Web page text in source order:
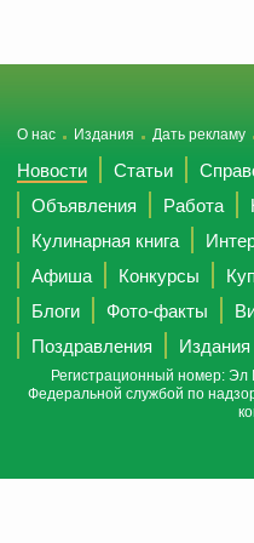
О нас Издания Дать рекламу
Новости Статьи
Объявления
Работа
Кулинарная книга
Афиша
Конкурсы
Блоги
Фото-факты
Поздравления
Издания
Регистрационный номер: Эл
Федеральной службой по